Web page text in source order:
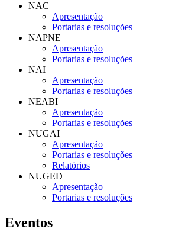
NAC
Apresentação
Portarias e resoluções
NAPNE
Apresentação
Portarias e resoluções
NAI
Apresentação
Portarias e resoluções
NEABI
Apresentação
Portarias e resoluções
NUGAI
Apresentação
Portarias e resoluções
Relatórios
NUGED
Apresentação
Portarias e resoluções
Eventos